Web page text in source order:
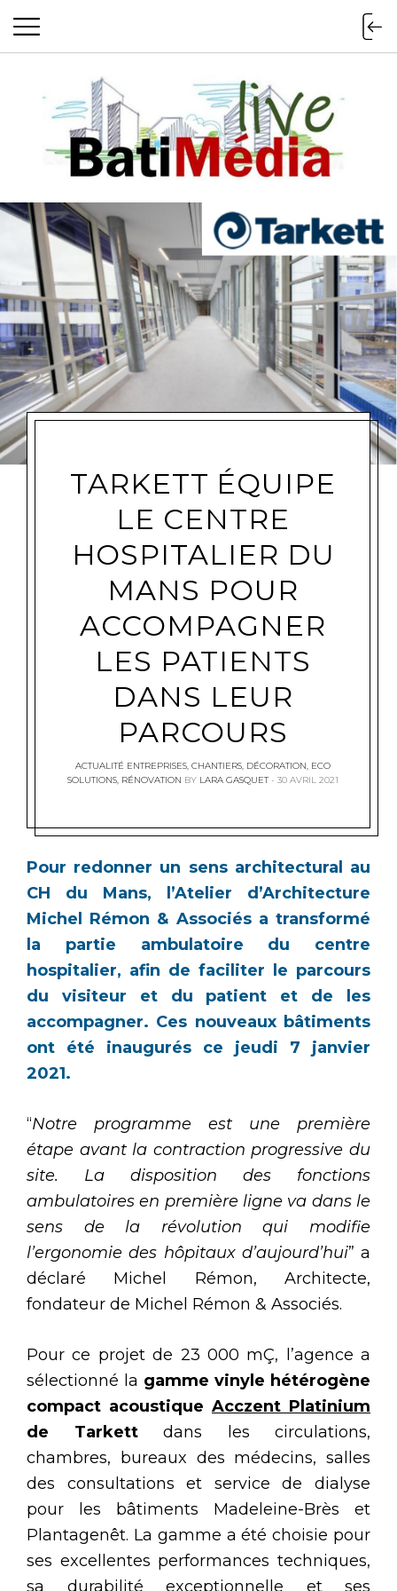
Batimedialive
TARKETT ÉQUIPE
LE CENTRE
HOSPITALIER DU
MANS POUR
ACCOMPAGNER
LES PATIENTS
DANS LEUR
PARCOURS
ACTUALITÉ ENTREPRISES, CHANTIERS, DÉCORATION, ECO
SOLUTIONS, RÉNOVATION BY LARA GASQUET 30 AVRIL 2021
Pour redonner un sens architectural au
CH du Mans, l’Atelier d’Architecture
Michel Rémon & Associés a transformé
la partie ambulatoire du centre
hospitalier, afin de faciliter le parcours
du visiteur et du patient et de les
accompagner. Ces nouveaux bâtiments
ont été inaugurés ce jeudi 7 janvier
2021.
“Notre programme est une première
étape avant la contraction progressive du
site. La disposition des fonctions
ambulatoires en première ligne va dans le
sens de la révolution qui modifie
l’ergonomie des hôpitaux d’aujourd’hui” a
déclaré Michel Rémon, Architecte,
fondateur de Michel Rémon & Associés.
Pour ce projet de 23 000 mÇ, l’agence a
sélectionné la gamme vinyle hétérogène
compact acoustique Acczent Platinium
de Tarkettdans les circulations,
chambres, bureaux des médecins, salles
des consultations et service de dialyse
pour les bâtiments Madeleine-Brès et
Plantagenêt. La gamme a été choisie pour
ses excellentes performances techniques,
sa durabilité exceptionnelle et ses